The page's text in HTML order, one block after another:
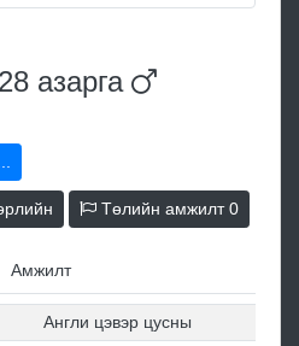
азарга
Төлийн амжилт0
Амжилт
Англи цэвэр цусны